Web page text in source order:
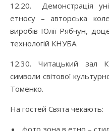
12.20. Демонстрація
етносу – авторська
виробів Юлії Рябчун,
технологій КНУБА.
12.30. Читацький зал
символи світової
Томенко.
На гостей Свята чекають: